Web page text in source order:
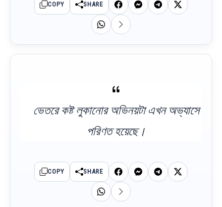
COPY SHARE
ভেতরে কষ্ট লুকানোর অভিনয়টা এখন অভ্যাসে
পরিণত হয়েছে।
COPY SHARE